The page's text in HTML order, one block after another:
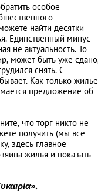
особое
найти десятки
Единственный минус
не актуальность. То
может быть уже
снять. С
Как только жилье
предложение об
что торг никто не
получить (мы все
здесь главное
жилья и показать